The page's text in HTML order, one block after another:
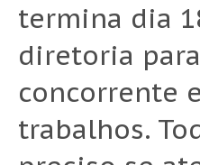
termina dia
diretoria
concorrente
trabalhos.